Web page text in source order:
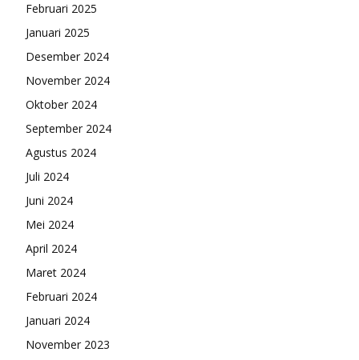
Februari 2025
Januari 2025
Desember 2024
November 2024
Oktober 2024
September 2024
Agustus 2024
Juli 2024
Juni 2024
Mei 2024
April 2024
Maret 2024
Februari 2024
Januari 2024
November 2023